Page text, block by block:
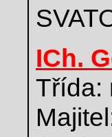
ICh.
Třída: